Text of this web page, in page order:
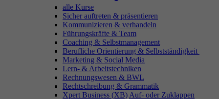
alle Kurse
Sicher auftreten & präsentieren
Kommunizieren & verhandeln
Führungskräfte & Team
Coaching & Selbstmanagement
Berufliche Orientierung & Selbstständigkeit
Marketing & Social Media
Lern- & Arbeitstechniken
Rechnungswesen & BWL
Rechtschreibung & Grammatik
Xpert Business (XB) Auf- oder Zuklappen